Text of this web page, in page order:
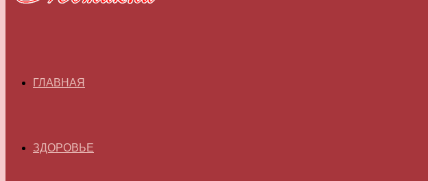
ГЛАВНАЯ
ЗДОРОВЬЕ